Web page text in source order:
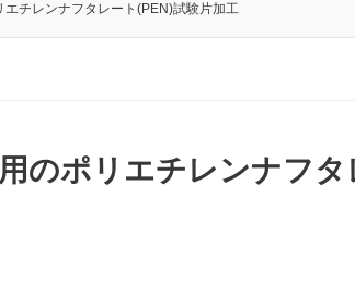
チレンナフタレート(PEN)試験片加工
のポリエチレンナフタ